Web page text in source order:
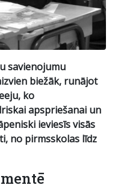
savienojumu
biežāk, runājot
ko
apspriešanai un
ieviesīs visās
no pirmsskolas līdz